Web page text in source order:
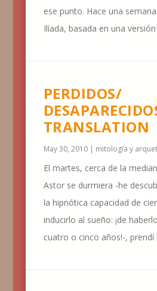
ese punto. Hace una
Ilíada, basada en una
PERDIDOS/
TRANSLATION
May 30, 2010| mitología y
El martes, cerca de la
Astor se durmiera -he
la hipnótica capacidad de
inducirlo al sueño: ¡de
cuatro o cinco años!-, prendí